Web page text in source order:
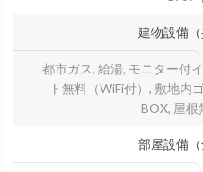
建物設備（
都市ガス, 給湯, モニター付
ト無料（WiFi付）, 敷地内
BOX, 屋根
部屋設備（